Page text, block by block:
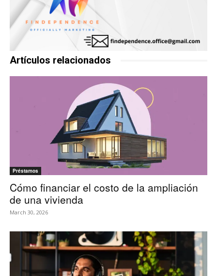
Artículos relacionados
Préstamos
Cómo financiar el costo de la ampliación
de una vivienda
March 30, 2026